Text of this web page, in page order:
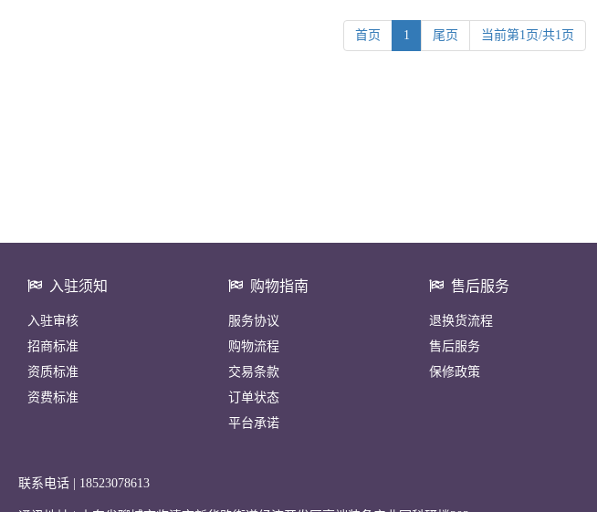
首页 1 尾页 当前第1页/共1页
入驻须知
入驻审核
招商标准
资质标准
资费标准
购物指南
服务协议
购物流程
交易条款
订单状态
平台承诺
售后服务
退换货流程
售后服务
保修政策
联系电话 | 18523078613